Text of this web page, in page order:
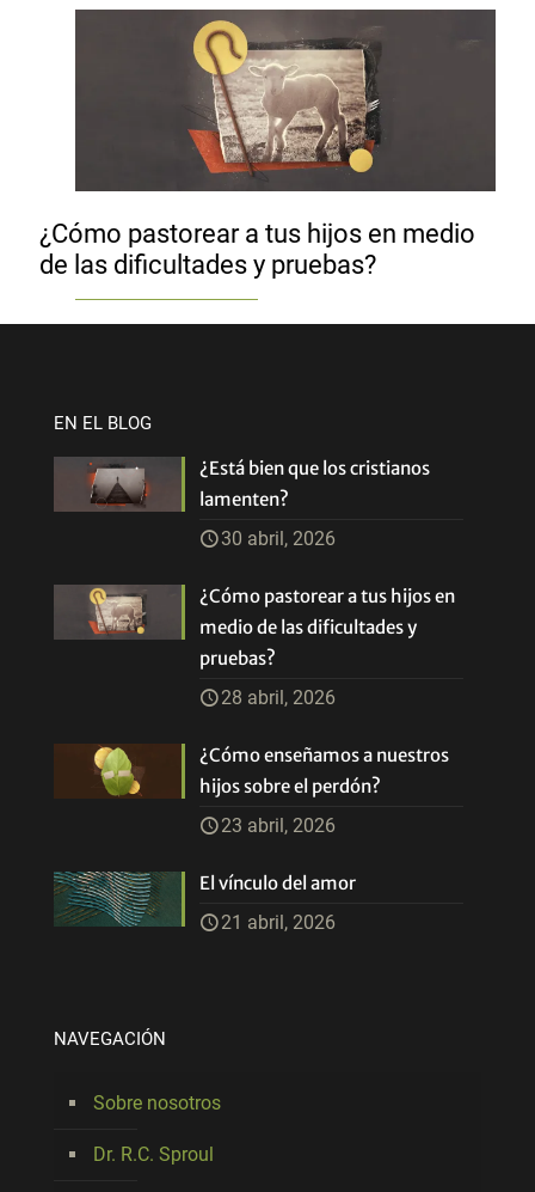
¿Cómo pastorear a tus hijos en medio
de las dificultades y pruebas?
EN EL BLOG
¿Está bien que los cristianos
lamenten?
30 abril, 2026
¿Cómo pastorear a tus hijos en
medio de las dificultades y
pruebas?
28 abril, 2026
¿Cómo enseñamos a nuestros
hijos sobre el perdón?
23 abril, 2026
El vínculo del amor
21 abril, 2026
NAVEGACIÓN
Sobre nosotros
Dr. R.C. Sproul